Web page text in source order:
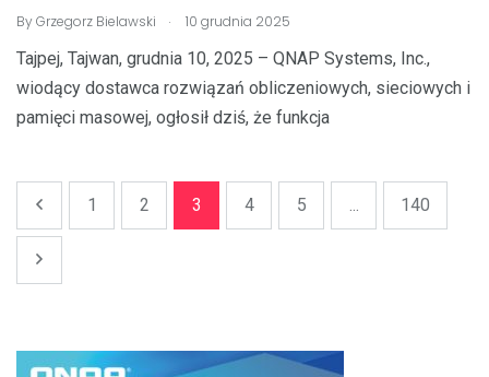
ByGrzegorz Bielawski . 10 grudnia 2025
Tajpej, Tajwan, grudnia 10, 2025 – QNAP Systems, Inc.,
wiodący dostawca rozwiązań obliczeniowych, sieciowych i
pamięci masowej, ogłosił dziś, że funkcja
1 2 3 4 5 ... 140